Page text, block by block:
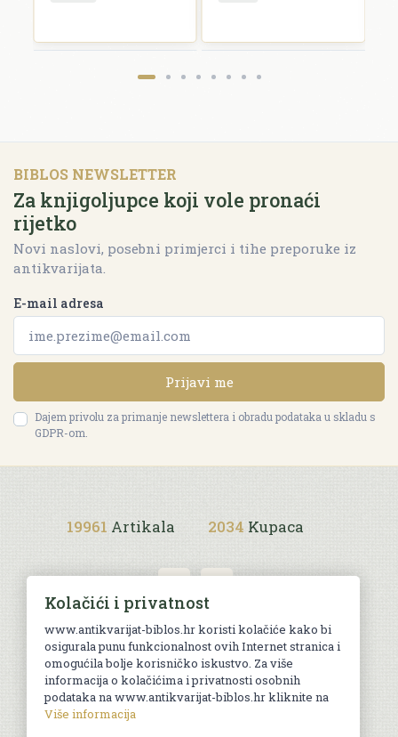
BIBLOS NEWSLETTER
Za knjigoljupce koji vole pronaći
rijetko
Novi naslovi, posebni primjerci i tihe preporuke iz
antikvarijata.
E-mail adresa
Prijavi me
Dajem privolu za primanje newslettera i obradu podataka u skladu s
GDPR-om.
19961 Artikala 2034 Kupaca
Uvjeti kupnje
Kolačići i privatnost
www.antikvarijat-biblos.hr koristi kolačiće kako bi
osigurala punu funkcionalnost ovih Internet stranica i
omogućila bolje korisničko iskustvo. Za više
informacija o kolačićima i privatnosti osobnih
podataka na www.antikvarijat-biblos.hr kliknite na
Više informacija